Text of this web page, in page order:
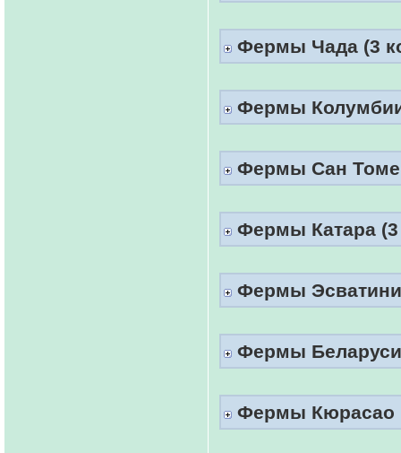
Фермы Чада (3
Фермы
Фермы Сан Томе
Фермы Катара
Фермы
Фермы
Фермы Кюрасао